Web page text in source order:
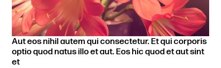
Aut eos nihil autem qui consectetur. Et qui corporis
optio quod natus illo et aut. Eos hic quod et aut sint
et